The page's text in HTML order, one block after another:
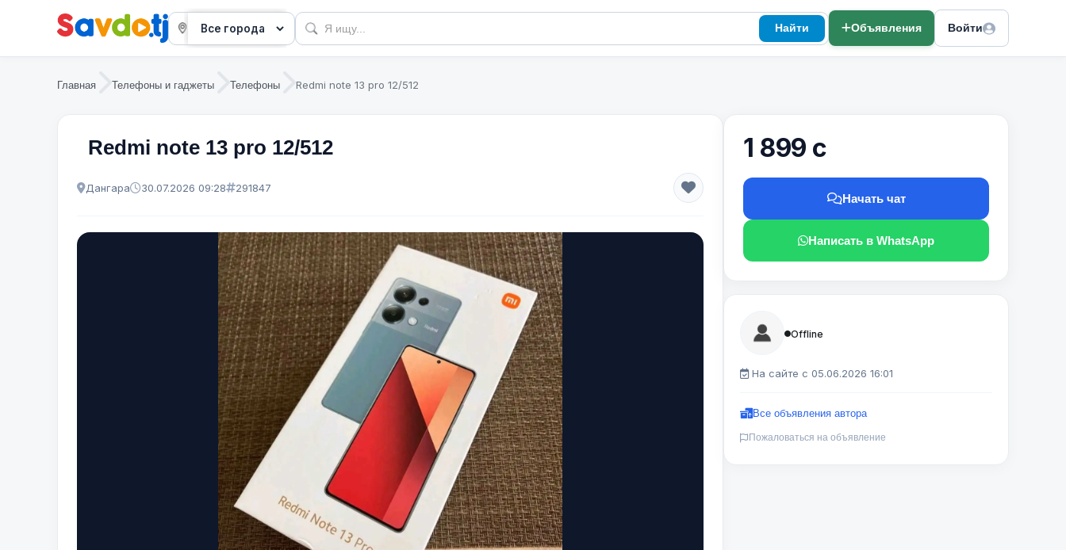
Найти Объявления Войти
Главная Телефоны и гаджеты Телефоны Redmi note 13 pro 12/512
Redmi note 13 pro 12/512
Дангара 30.07.2026 09:28 291847
1 899 с
Начать чат
Написать в WhatsApp
Offline
На сайте с 05.06.2026 16:01
Все объявления автора
Пожаловаться на объявление